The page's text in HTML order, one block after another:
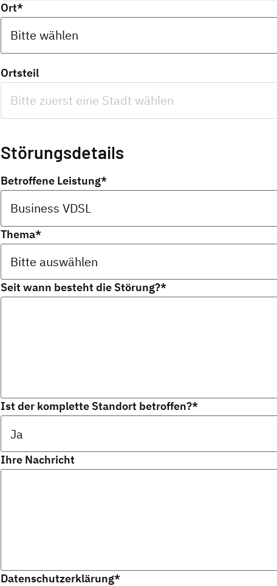
Ort*
Ortsteil
Störungsdetails
Betroffene Leistung*
Thema*
Seit wann besteht die Störung?*
Ist der komplette Standort betroffen?*
Ihre Nachricht
Datenschutzerklärung*